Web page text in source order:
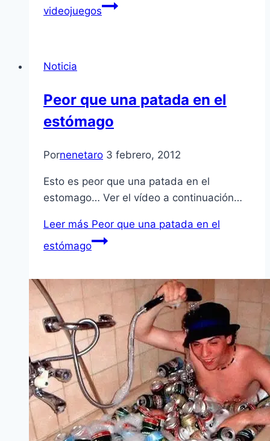
videojuegos
Noticia
Peor que una patada en el
estómago
Pornenetaro 3 febrero, 2012
Esto es peor que una patada en el
estomago… Ver el ví­deo a continuación…
Leer más Peor que una patada en el
estómago